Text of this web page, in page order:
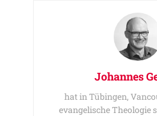
Johannes
hat in Tübingen,
evangelische Theologie